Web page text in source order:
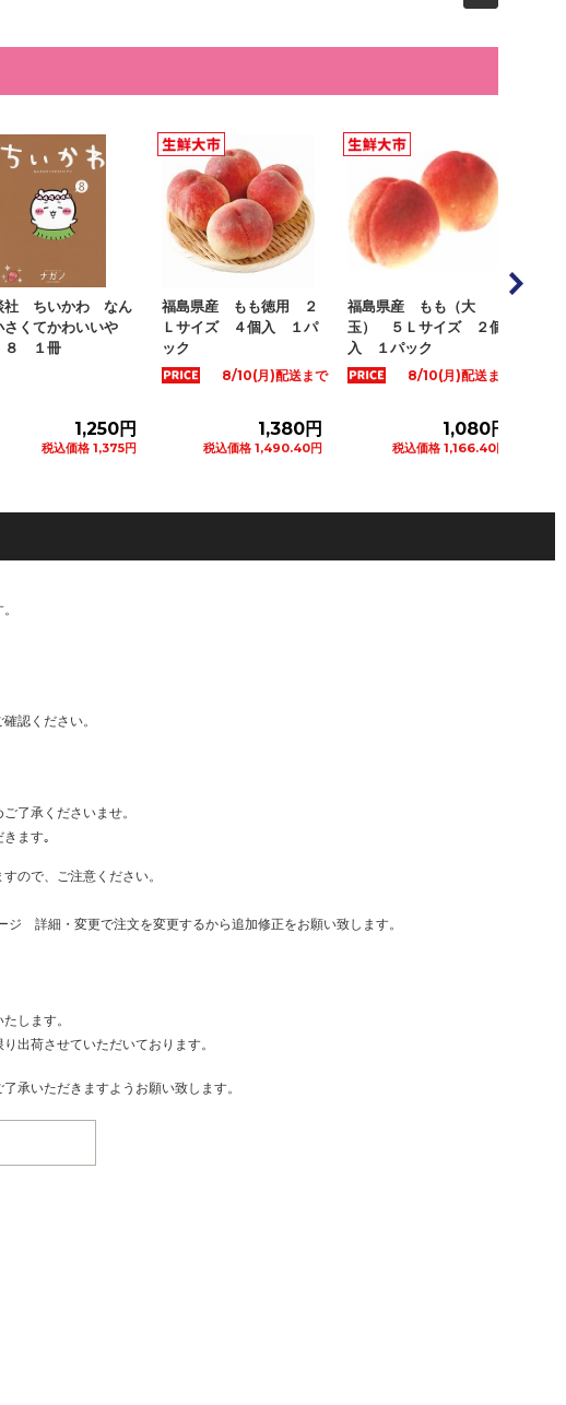
社 ちいかわ なん
さくてかわいいや
１冊
1,250円
税込価格 1,375円
福島県産 もも徳用 ２
Ｌサイズ ４個入 １パ
ック
8/10(月)配送まで
1,380円
税込価格 1,490.40円
福島県産 もも（大
玉） ５Ｌサイズ ２個
入 １パック
8/10(月)配送まで
1,080円
税込価格 1,166.40円
認ください。
了承くださいませ。
ます｡
ので、ご注意ください。
詳細・変更で注文を変更するから追加修正をお願い致します。
します。
出荷させていただいております。
承いただきますようお願い致します。